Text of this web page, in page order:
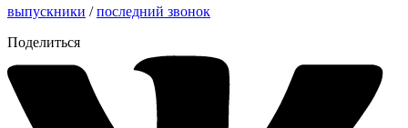
выпускники /последний звонок
Поделиться